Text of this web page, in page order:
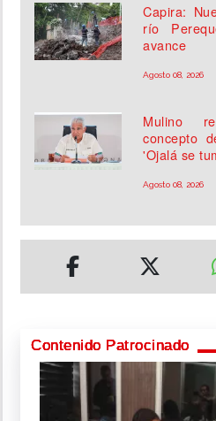
Capira:
río
avance
Agosto 08, 2026
Mulino
concepto
'Ojalá se
Agosto 08, 2026
Contenido Patrocinado